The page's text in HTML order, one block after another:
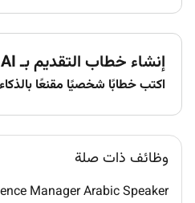
and professional
demeanor.
including weekends
and holidays.
software is
an advantage.
إنشاء خطاب التقديم بـ AI
اكتب خطابًا شخصيًا مقنعًا
وظائف ذات صلة
Manager Arabic Speaker